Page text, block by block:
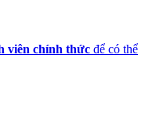
viên chính thức để có thể